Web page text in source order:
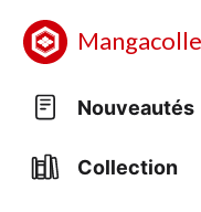
Nouveautés
Collection